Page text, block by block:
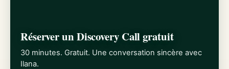
Réserver un Discovery Call gratuit
30 minutes. Gratuit. Une conversation sincère avec
Ilana.